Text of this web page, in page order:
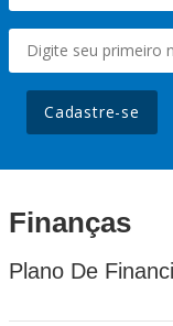
Cadastre-se
Finanças
Plano De